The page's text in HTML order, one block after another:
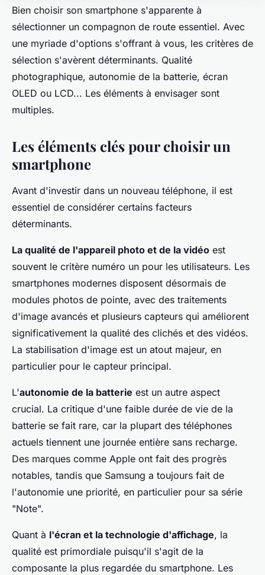
Bien choisir son smartphone s'apparente à
sélectionner un compagnon de route essentiel. Avec
une myriade d'options s'offrant à vous, les critères de
sélection s'avèrent déterminants. Qualité
photographique, autonomie de la batterie, écran
OLED ou LCD... Les éléments à envisager sont
multiples.
Les éléments clés pour choisir un
smartphone
Avant d'investir dans un nouveau téléphone, il est
essentiel de considérer certains facteurs
déterminants.
La qualité de l'appareil photo et de la vidéo est
souvent le critère numéro un pour les utilisateurs. Les
smartphones modernes disposent désormais de
modules photos de pointe, avec des traitements
d'image avancés et plusieurs capteurs qui améliorent
significativement la qualité des clichés et des vidéos.
La stabilisation d'image est un atout majeur, en
particulier pour le capteur principal.
L'autonomie de la batterie est un autre aspect
crucial. La critique d'une faible durée de vie de la
batterie se fait rare, car la plupart des téléphones
actuels tiennent une journée entière sans recharge.
Des marques comme Apple ont fait des progrès
notables, tandis que Samsung a toujours fait de
l'autonomie une priorité, en particulier pour sa série
"Note".
Quant à l'écran et la technologie d'affichage, la
qualité est primordiale puisqu'il s'agit de la
composante la plus regardée du smartphone. Les